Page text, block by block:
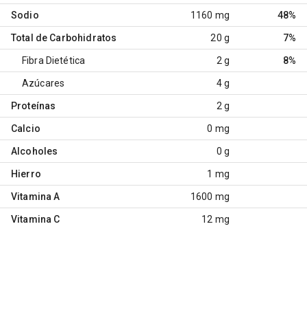
Sodio 1160 mg 48%
Total de Carbohidratos 20 g 7%
Fibra Dietética 2 g 8%
Azúcares 4 g
Proteínas 2 g
Calcio 0 mg
Alcoholes 0 g
Hierro 1 mg
Vitamina A 1600 mg
Vitamina C 12 mg